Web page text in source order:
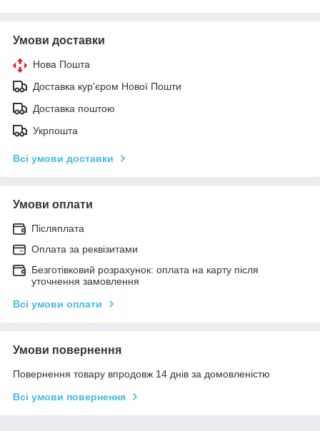
Умови доставки
Нова Пошта
Доставка кур'єром Нової Пошти
Доставка поштою
Укрпошта
Всі умови доставки
Умови оплати
Післяплата
Оплата за реквізитами
Безготівковий розрахунок: оплата на карту після
уточнення замовлення
Всі умови оплати
Умови повернення
Повернення товару впродовж 14 днів за домовленістю
Всі умови повернення